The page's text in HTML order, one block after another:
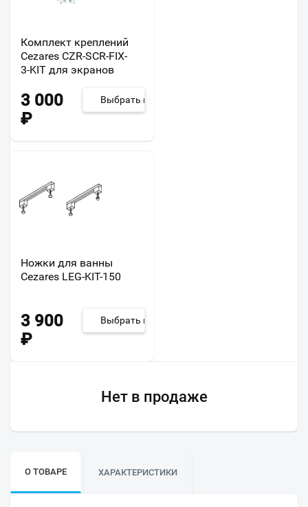
Комплект креплений
Cezares CZR-SCR-FIX-
3-KIT для экранов
3 000
₽
Выбрать из 2
Ножки для ванны
Cezares LEG-KIT-150
3 900
₽
Выбрать из 2
Нет в продаже
О ТОВАРЕ ХАРАКТЕРИСТИКИ